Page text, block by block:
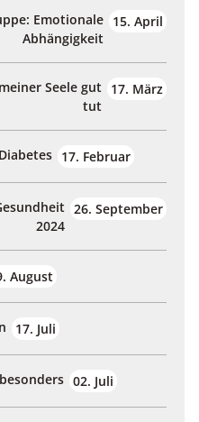
Emotionale
Abhängigkeit
15. April
Seele gut
tut
17. März
17. Februar
2024
26. September
August
17. Juli
02. Juli